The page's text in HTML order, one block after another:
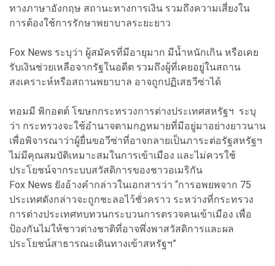
ทางภาษาอังกฤษ สถานะทางการเงิน รวมถึงความเสี่ยงใน
การต้องใช้การรักษาพยาบาลระยะยาว
Fox News ระบุว่า ผู้สมัครที่มีอายุมาก มีน้ำหนักเกิน หรือเคย
รับเงินช่วยเหลือจากรัฐในอดีต รวมถึงผู้ที่เคยอยู่ในสถาน
สงเคราะห์หรือสถานพยาบาล อาจถูกปฏิเสธวีซ่าได้
ทอมมี พิกอตต์ โฆษกกระทรวงการต่างประเทศสหรัฐฯ ระบุ
ว่า กระทรวงจะใช้อำนาจตามกฎหมายที่มีอยู่มาอย่างยาวนาน
เพื่อพิจารณาว่าผู้ยื่นขอวีซ่าที่อาจกลายเป็นภาระต่อรัฐสหรัฐฯ
ไม่มีคุณสมบัติเหมาะสมในการเข้าเมือง และไม่ควรใช้
ประโยชน์จากระบบสวัสดิการของชาวอเมริกัน
Fox News ยังอ้างคำกล่าวในเอกสารว่า “การอพยพจาก 75
ประเทศดังกล่าวจะถูกชะลอไว้ชั่วคราว ระหว่างที่กระทรวง
การต่างประเทศทบทวนกระบวนการตรวจคนเข้าเมือง เพื่อ
ป้องกันไม่ให้ชาวต่างชาติที่อาจพึ่งพาสวัสดิการและผล
ประโยชน์สาธารณะเดินทางเข้าสหรัฐฯ”